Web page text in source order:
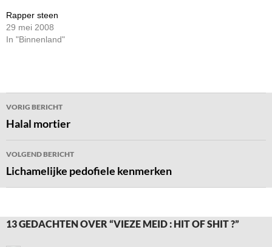
Rapper steen
29 mei 2008
In "Binnenland"
Bericht
navigatie
VORIG BERICHT
Halal mortier
VOLGEND BERICHT
Lichamelijke pedofiele kenmerken
13 GEDACHTEN OVER “VIEZE MEID : HIT OF SHIT ?”